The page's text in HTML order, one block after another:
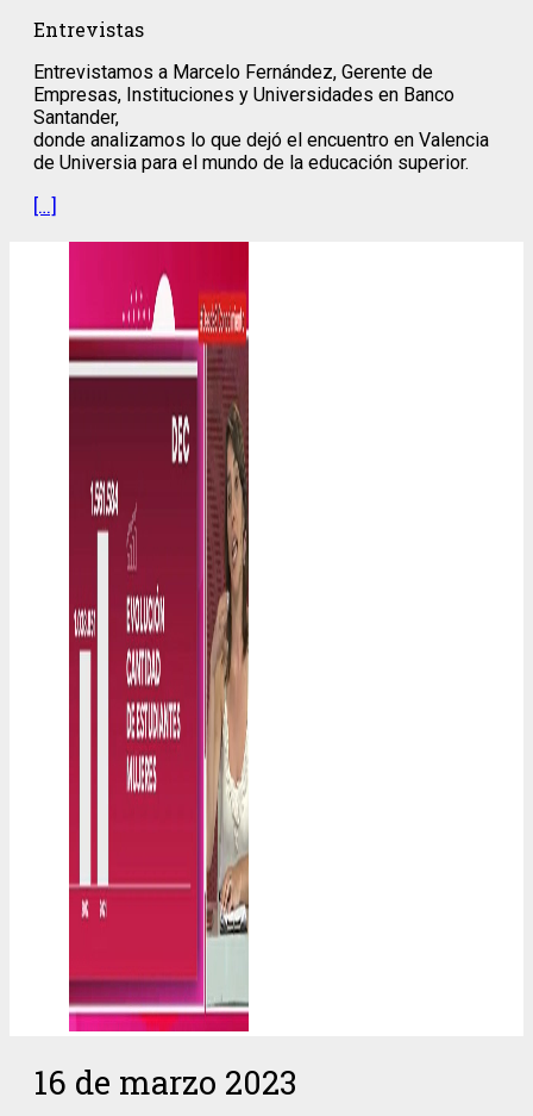
Entrevistas
Entrevistamos a Marcelo Fernández, Gerente de
Empresas, Instituciones y Universidades en Banco
Santander,
donde analizamos lo que dejó el encuentro en Valencia
de Universia para el mundo de la educación superior.
[…]
16 de marzo 2023